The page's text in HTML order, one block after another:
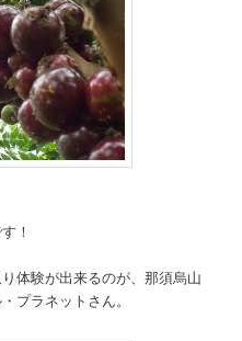
！
体験が出来るのが、那須烏山
プラネットさん。